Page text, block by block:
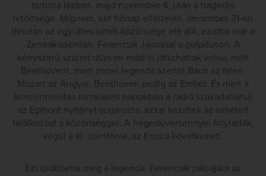
tartotta lázban, majd november 4. után a tragédia
letörtsége. Mígnem, két hónap elteltével, december 31-én
délután az együttes ismét közönsége elé állt, ezúttal már a
Zeneakadémián, Ferencsik Jánossal a pulpituson. A
kényszerű szünet után mi mást is játszhattak volna, mint
Beethovent, mert zenei legenda szerint Bach az Isten,
Mozart az Angyal, Beethoven pedig az Ember. És mert a
koncertmentes forradalmi napokban a rádió szakadatlanul
az Egmont nyitányt sugározta, azzal kezdték az ismételt
találkozást a közönséggel. A hegedűversennyel folytatták,
végül a III. szimfónia, az Eroica következett.
Ezt örökítette meg a legenda. Ferencsik pálcájára az